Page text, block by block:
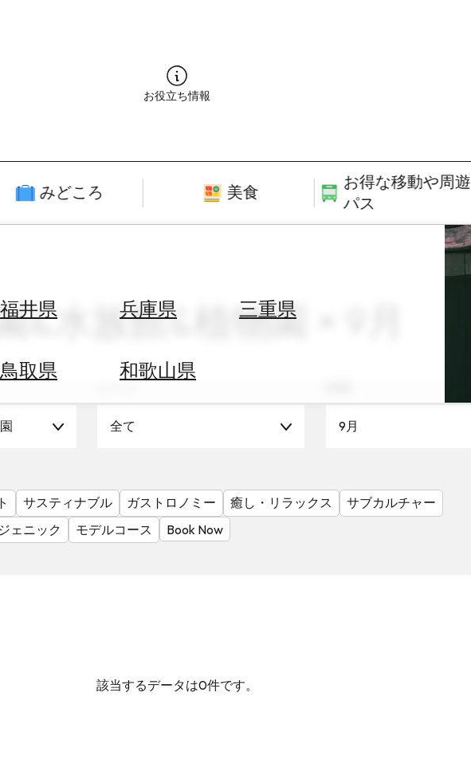
お役立ち情報
みどころ 美食
お得な移動や周遊
パス
福井県 兵庫県 三重県
鳥取県 和歌山県
&水族館&植物園 × 9月
全て 9月
サスティナブル ガストロノミー 癒し・リラックス
サブカルチャー
ェニック モデルコース Book Now
該当するデータは0件です。